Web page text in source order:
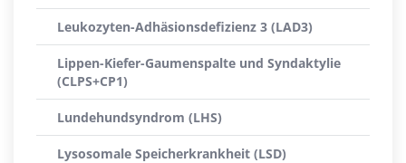
Leukozyten-Adhäsionsdefizienz 3 (LAD3)
Lippen-Kiefer-Gaumenspalte und Syndaktylie
(CLPS+CP1)
Lundehundsyndrom (LHS)
Lysosomale Speicherkrankheit (LSD)